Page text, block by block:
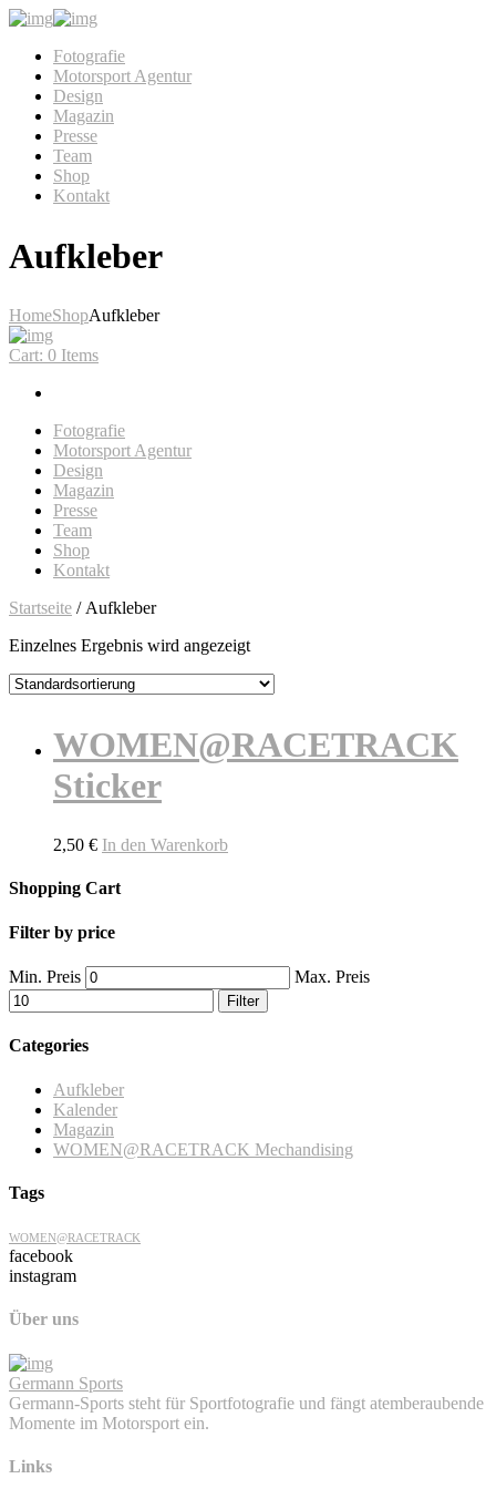
Fotografie
Motorsport Agentur
Design
Magazin
Presse
Team
Shop
Kontakt
Aufkleber
HomeShopAufkleber
Cart: 0 Items
Fotografie
Motorsport Agentur
Design
Magazin
Presse
Team
Shop
Kontakt
Startseite / Aufkleber
Einzelnes Ergebnis wird angezeigt
WOMEN@RACETRACK
Sticker
2,50 € In den Warenkorb
Shopping Cart
Filter by price
Min. Preis Max. Preis
Filter
Categories
Aufkleber
Kalender
Magazin
WOMEN@RACETRACK Mechandising
Tags
WOMEN@RACETRACK
facebook
instagram
Über uns
Germann Sports
Germann-Sports steht für Sportfotografie und fängt atemberaubende
Momente im Motorsport ein.
Links